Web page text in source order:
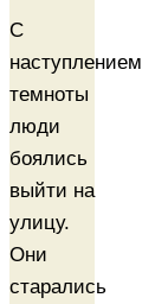
С
наступлением
темноты
люди
боялись
выйти на
улицу.
Они
старались